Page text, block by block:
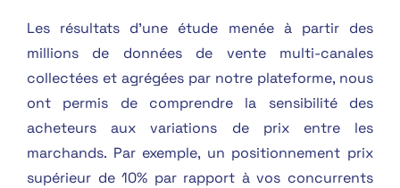
Les résultats d’une étude menée à partir des
millions de données de vente multi-canales
collectées et agrégées par notre plateforme, nous
ont permis de comprendre la sensibilité des
acheteurs aux variations de prix entre les
marchands. Par exemple, un positionnement prix
supérieur de 10% par rapport à vos concurrents